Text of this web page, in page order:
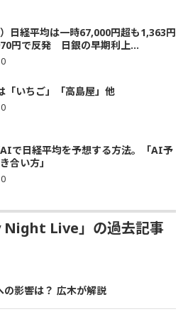
）日経平均は一時67,000円超も1,363円
円で反発 日銀の早期利上...
「いちご」「高島屋」他
で日経平均を予想する方法。「AI予
合い方」
Night Live」の過去記事
の影響は？ 広木が解説